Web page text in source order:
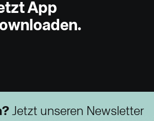
App
Jetzt unseren Newsletter